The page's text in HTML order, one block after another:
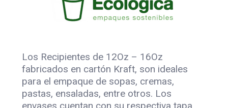
Los Recipientes de 12Oz – 16Oz
fabricados en cartón Kraft, son ideales
para el empaque de sopas, cremas,
pastas, ensaladas, entre otros. Los